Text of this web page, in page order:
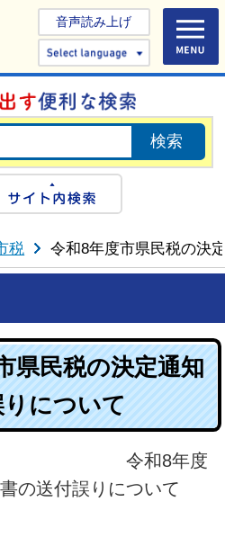
音声読み上げ
Select
検索
税 令和8年度市県民税の決
県民税の決定通知
について
年度
の送付誤りについて